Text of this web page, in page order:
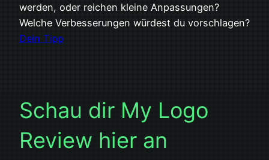
werden, oder reichen kleine Anpassungen?
Welche Verbesserungen würdest du vorschlagen?
Dein Tipp
Schau dir My Logo
Review hier an